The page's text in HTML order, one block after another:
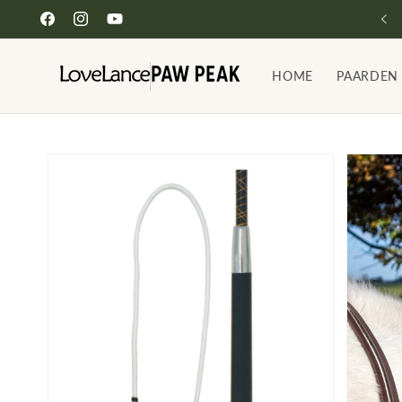
naar de
content
FacebookInstagramYouTube
HOME PAARDEN
productinformatie